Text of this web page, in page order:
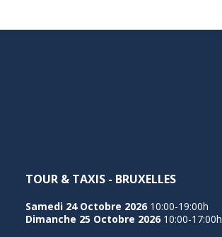
TOUR & TAXIS - BRUXELLES
Samedi 24 Octobre 2026 10:00-19:00h
Dimanche 25 Octobre 2026 10:00-17:00h